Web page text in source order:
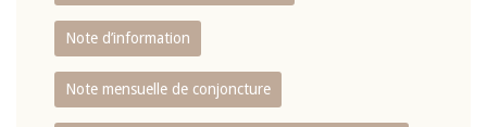
Note d’information
Note mensuelle de conjoncture